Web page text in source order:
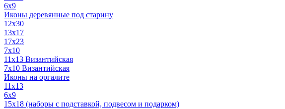
6x9
Иконы деревянные под старину
12х30
13x17
17x23
7x10
11x13 Византийская
7x10 Византийская
Иконы на оргалите
11x13
6x9
15х18 (наборы с подставкой, подвесом и подарком)